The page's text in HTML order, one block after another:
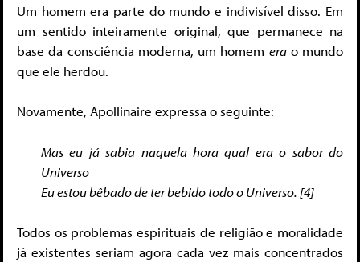
Um homem era parte do mundo e indivisível disso. Em
um sentido inteiramente original, que permanece na
base da consciência moderna, um homem erao mundo
que ele herdou.
Novamente, Apollinaire expressa o seguinte:
Mas eu já sabia naquela hora qual era o sabor do
Universo
Eu estou bêbado de ter bebido todo o Universo. [4]
Todos os problemas espirituais de religião e moralidade
já existentes seriam agora cada vez mais concentrados